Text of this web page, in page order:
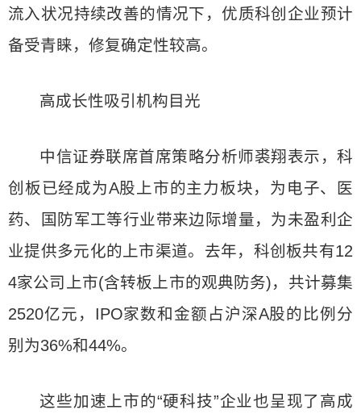
流入状况持续改善的情况下，优质科创企业预计
备受青睐，修复确定性较高。
高成长性吸引机构目光
中信证券联席首席策略分析师裘翔表示，科
创板已经成为A股上市的主力板块，为电子、医
药、国防军工等行业带来边际增量，为未盈利企
业提供多元化的上市渠道。去年，科创板共有12
4家公司上市(含转板上市的观典防务)，共计募集
2520亿元，IPO家数和金额占沪深A股的比例分
别为36%和44%。
这些加速上市的“硬科技”企业也呈现了高成